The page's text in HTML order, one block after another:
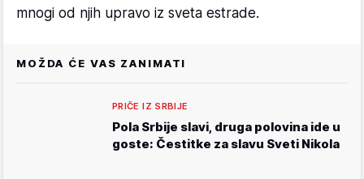
mnogi od njih upravo iz sveta estrade.
MOŽDA ĆE VAS ZANIMATI
PRIČE IZ SRBIJE
Pola Srbije slavi, druga polovina ide u
goste: Čestitke za slavu Sveti Nikola